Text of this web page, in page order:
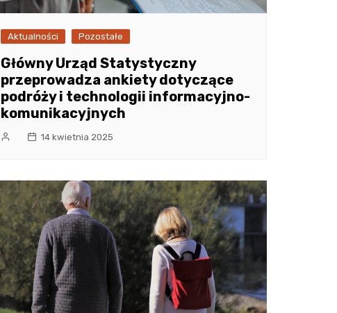
Aktualności Pozostałe
Główny Urząd Statystyczny
przeprowadza ankiety dotyczące
podróży i technologii informacyjno-
komunikacyjnych
14 kwietnia 2025